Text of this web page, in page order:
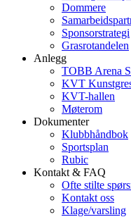
Dommere
Sponsorstrategi
Grasrotandelen
Anlegg
TOBB Arena
KVT
KVT-hallen
Møterom
Dokumenter
Klubbhåndbok
Sportsplan
Rubic
Kontakt & FAQ
Ofte stilte
Kontakt oss
Klage/varsling